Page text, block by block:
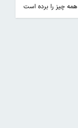
چیز را برده است